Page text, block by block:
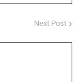
Next Post